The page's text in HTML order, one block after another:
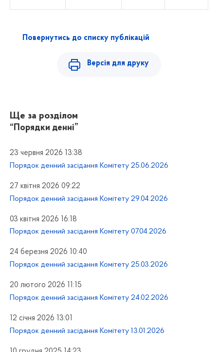
Повернутись до списку публікацій
Версія для друку
Ще за розділом
“Порядки денні”
23 червня 2026 13:38
Порядок денний засідання Комітету 25.06.2026
27 квітня 2026 09:22
Порядок денний засідання Комітету 29.04.2026
03 квітня 2026 16:18
Порядок денний засідання Комітету 07.04.2026
24 березня 2026 10:40
Порядок денний засідання Комітету 25.03.2026
20 лютого 2026 11:15
Порядок денний засідання Комітету 24.02.2026
12 січня 2026 13:01
Порядок денний засідання Комітету 13.01.2026